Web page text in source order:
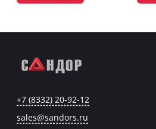
+7 (8332) 20-92-12
sales@sandors.ru